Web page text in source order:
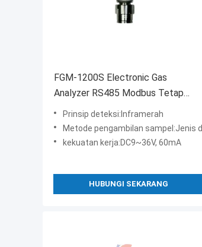
FGM-1200S Electronic Gas
Analyzer RS485 Modbus Tetap
Detektor Gas Inframerah
Prinsip deteksi:Inframerah
Metode pengambilan sampel:Jenis difusi
kekuatan kerja:DC9~36V, 60mA
HUBUNGI SEKARANG